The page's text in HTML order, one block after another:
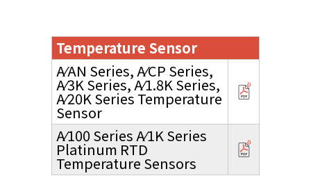
Temperature Sensor
A⁄AN Series, A⁄CP Series,
A⁄3K Series, A⁄1.8K Series,
A⁄20K Series Temperature
Sensor
A⁄100 Series A⁄1K Series
Platinum RTD
Temperature Sensors